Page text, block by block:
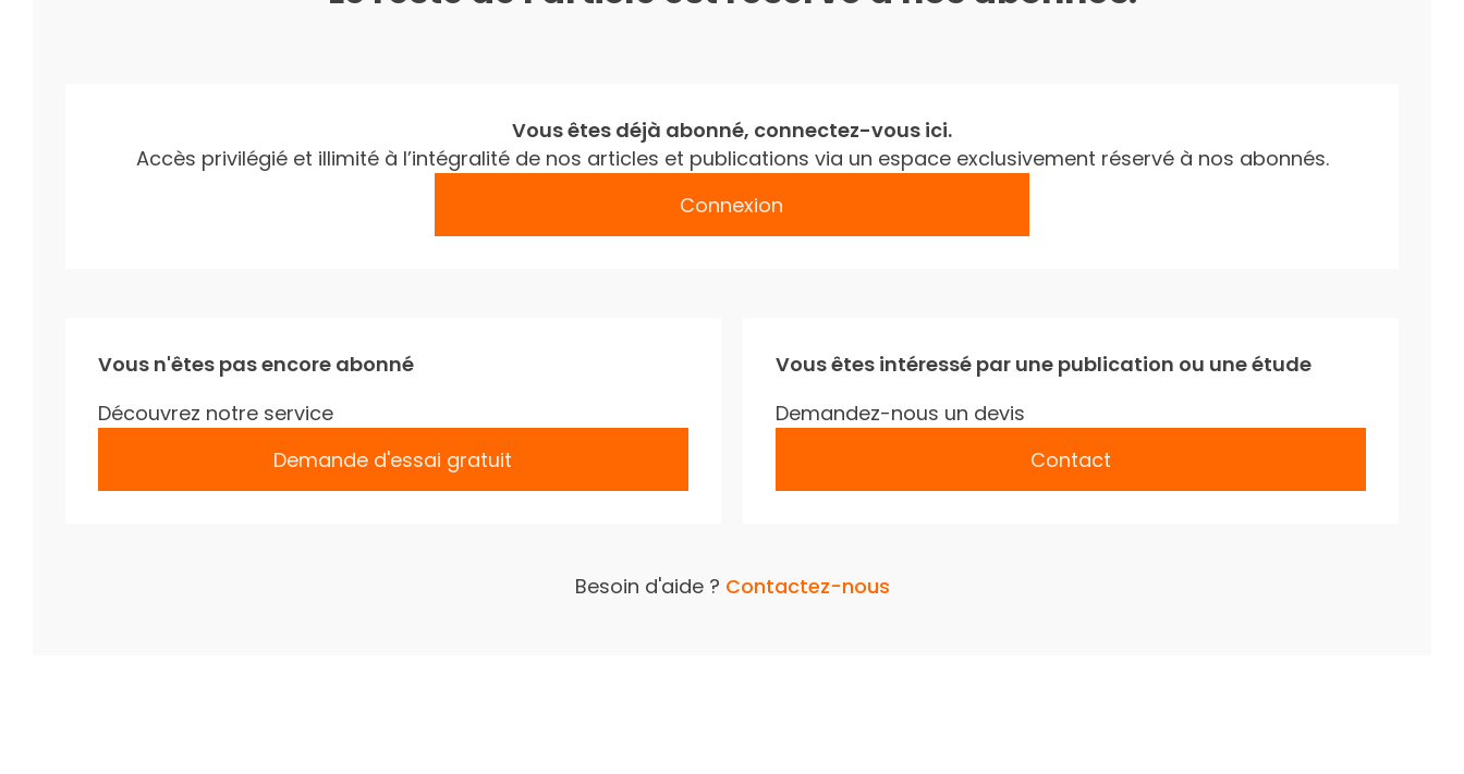
Vous êtes déjà abonné, connectez-vous ici.
Accès privilégié et illimité à l’intégralité de nos articles et publications via un espace exclusivement réservé à nos abonnés.
Connexion
Vous n'êtes pas encore abonné
Découvrez notre service
Demande d'essai gratuit
Vous êtes intéressé par une publication ou une étude
Demandez-nous un devis
Contact
Besoin d'aide ? Contactez-nous